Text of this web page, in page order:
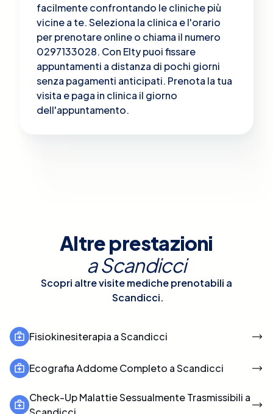
facilmente confrontando le cliniche più
vicine a te. Seleziona la clinica e l'orario
per prenotare online o chiama il numero
0297133028. Con Elty puoi fissare
appuntamenti a distanza di pochi giorni
senza pagamenti anticipati. Prenota la tua
visita e paga in clinica il giorno
dell'appuntamento.
Altre prestazioni
aScandicci
Scopri altre visite mediche prenotabili a
Scandicci.
Fisiokinesiterapia a Scandicci
Ecografia Addome Completo a Scandicci
Check-Up Malattie Sessualmente Trasmissibili a